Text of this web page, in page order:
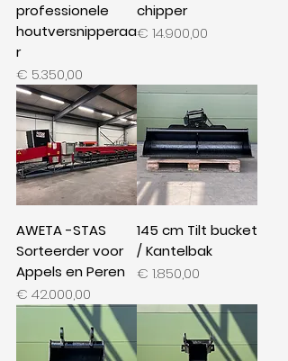
professionele
houtversnipperaa
r
Prijs
€ 5.350,00
chipper
Prijs
€ 14.900,00
AWETA -STAS
Sorteerder voor
Appels en Peren
Prijs
€ 42.000,00
145 cm Tilt bucket
/ Kantelbak
Prijs
€ 1.850,00